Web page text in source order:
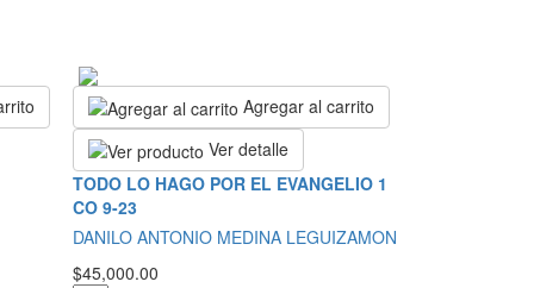
Agregar al carrito
Ver detalle
TODO LO HAGO POR EL EVANGELIO 1
CO 9-23
DANILO ANTONIO MEDINA LEGUIZAMON
$45,000.00